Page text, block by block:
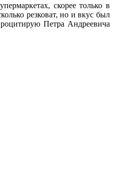
скорее только в
резковат, но и вкус был
Петра Андреевича